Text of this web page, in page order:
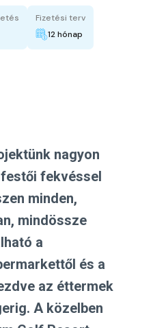
Fizetési terv
12 hónap
nagyon
fekvéssel
minden,
mindössze
a
és a
az éttermek
A közelben